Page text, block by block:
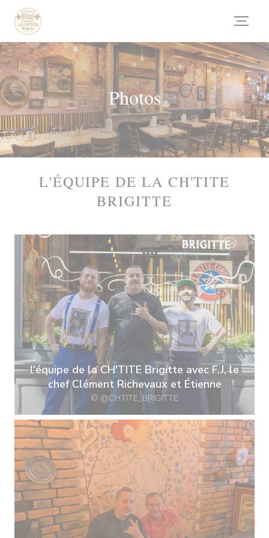
Personalizing your cookie choices
Photos
L'ÉQUIPE DE LA CH'TITE
BRIGITTE
l'équipe de la CH'TITE Brigitte avec F.J, le
chef Clément Richevaux et Étienne
© @CHTITE_BRIGITTE